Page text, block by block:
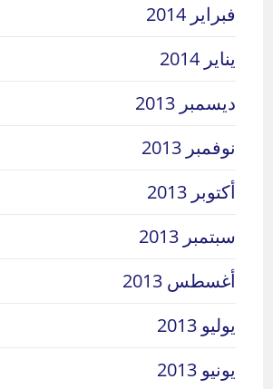
فبراير 2014
يناير 2014
ديسمبر 2013
نوفمبر 2013
أكتوبر 2013
سبتمبر 2013
أغسطس 2013
يوليو 2013
يونيو 2013